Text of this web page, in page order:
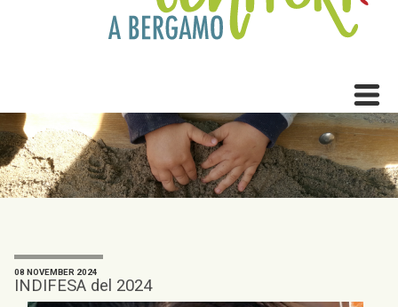
08 NOVEMBER 2024
INDIFESA del 2024